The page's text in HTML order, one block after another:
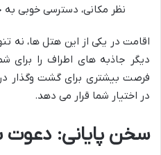
نظر مکانی، دسترسی خوبی به
اقامت در یکی از این هتل ها، نه
دیگر جاذبه های اطراف را برای
فرصت بیشتری برای گشت وگذار
در اختیار شما قرار می دهد.
سخن پایانی: